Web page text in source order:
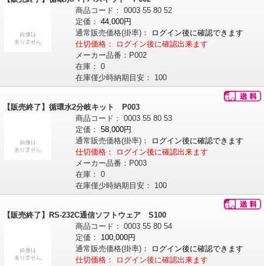
商品コード： 0003 55 80 52
定価： 44,000円
通常販売価格(掛率)：
ログイン後に確認できます
仕切価格：
ログイン後に確認出来ます
メーカー品番： P002
在庫： 0
在庫僅少時納期目安：
100
【販売終了】循環水2分岐キット P003
商品コード： 0003 55 80 53
定価： 58,000円
通常販売価格(掛率)：
ログイン後に確認できます
仕切価格：
ログイン後に確認出来ます
メーカー品番： P003
在庫： 0
在庫僅少時納期目安：
100
【販売終了】RS-232C通信ソフトウェア S100
商品コード： 0003 55 80 54
定価：
100,000円
通常販売価格(掛率)：
ログイン後に確認できます
仕切価格：
ログイン後に確認出来ます